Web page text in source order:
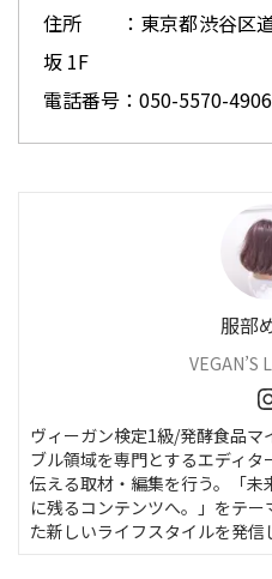
住所 ：東京都渋谷区道
坂 1F
電話番号：050-5570-
服部
VEGAN’S
ヴィーガン検定1級/発酵食品
ブル領域を専門とするエディ
伝える取材・編集を行う。「
に残るコンテンツへ。」をテ
た新しいライフスタイルを発信